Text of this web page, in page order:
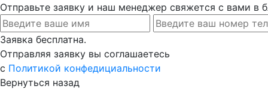
Отправьте заявку и наш менеджер свяжется с вами в
Заявка бесплатна.
Отправляя заявку вы соглашаетесь
с Политикой конфедициальности
Вернуться назад